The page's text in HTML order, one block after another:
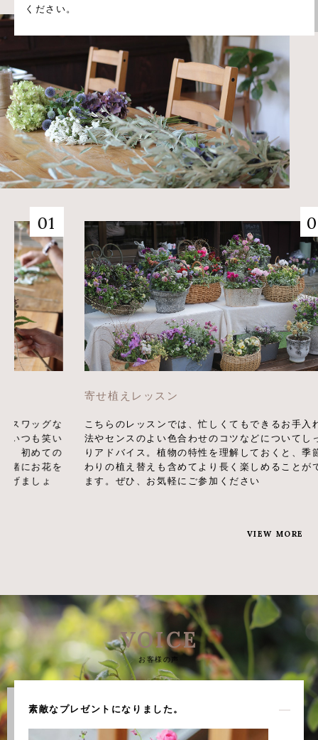
ください。
寄せ植えレッスン
こちらのレッスンでは、忙しくてもできるお手入れ方
法やセンスのよい色合わせのコツなどについてしっか
りアドバイス。植物の特性を理解しておくと、季節代
わりの植え替えも含めてより長く楽しめることができ
ます。ぜひ、お気軽にご参加ください
育てる
は、大
別な贈
った、
VIEW MORE
VOICE
お客様の声
素敵なプレゼントになりました。